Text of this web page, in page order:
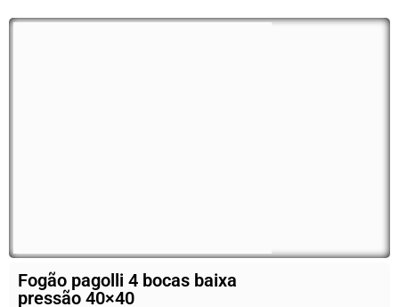
Fogão pagolli 4 bocas baixa
pressão 40×40